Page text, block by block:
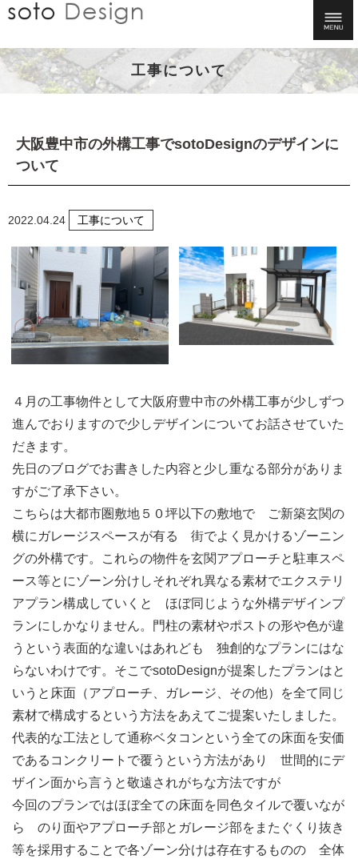
工事について
大阪豊中市の外構工事でsotoDesignのデザインに
ついて
2022.04.24 工事について
４月の工事物件として大阪府豊中市の外構工事が少しずつ
進んでおりますので少しデザインについてお話させていた
だきます。
先日のブログでお書きした内容と少し重なる部分がありま
すがご了承下さい。
こちらは大都市圏敷地５０坪以下の敷地で ご新築玄関の
横にガレージスペースが有る 街でよく見かけるゾーニン
グの外構です。これらの物件を玄関アプローチと駐車スペ
ース等とにゾーン分けしそれぞれ異なる素材でエクステリ
アプラン構成していくと ほぼ同じような外構デザインプ
ランにしかなりません。門柱の素材やポストの形や色が違
うという表面的な違いはあれども 独創的なプランにはな
らないわけです。そこでsotoDesignが提案したプランはと
いうと床面（アプローチ、ガレージ、その他）を全て同じ
素材で構成するという方法をあえてご提案いたしました。
代表的な工法として通称ベタコンという全ての床面を安価
であるコンクリートで覆うという方法があり 世間的にデ
ザイン面から言うと敬遠されがちな方法ですが
今回のプランではほぼ全ての床面を同色タイルで覆いなが
ら のり面やアプローチ部とガレージ部をまたぐくり抜き
等を採用することで各ゾーン分けは存在するものの 全体